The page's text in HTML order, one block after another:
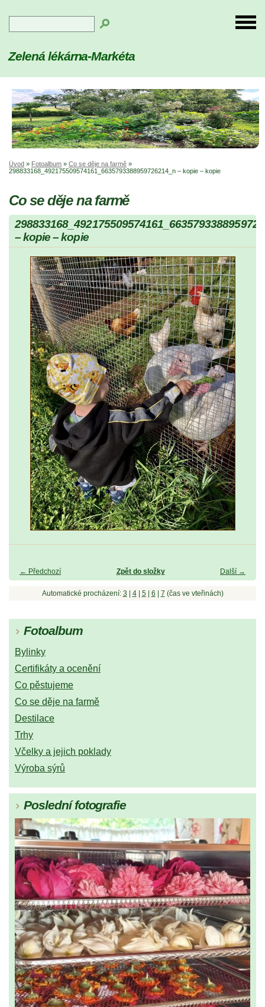
Zelená lékárna-Markéta
Úvod » Fotoalbum » Co se děje na farmě »
298833168_492175509574161_6635793388959726214_n – kopie – kopie
Co se děje na farmě
– kopie – kopie
← Předchozí Další →
Zpět do složky
Automatické procházení: 3 4| 5| 6 7 (čas ve vteřinách)
Fotoalbum
Bylinky
Certifikáty a ocenění
Co pěstujeme
Co se děje na farmě
Destilace
Trhy
Včelky a jejich poklady
Výroba sýrů
Poslední fotografie